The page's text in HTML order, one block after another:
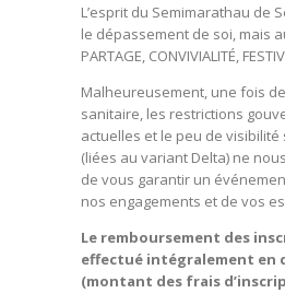
L’esprit du Semimarathau de
le dépassement de soi, mais
PARTAGE, CONVIVIALITÉ,
Malheureusement, une fois
sanitaire, les restrictions
actuelles et le peu de visibilité
(liées au variant Delta) ne
de vous garantir un
nos engagements et de vos
Le remboursement des
effectué intégralement en
(montant des frais